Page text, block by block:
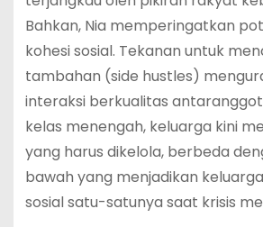
Bahkan, Nia memperingatkan
kohesi sosial. Tekanan untuk
tambahan (side hustles)
interaksi berkualitas
kelas menengah, keluarga kini
yang harus dikelola, berbeda
bawah yang menjadikan
sosial satu-satunya saat krisis